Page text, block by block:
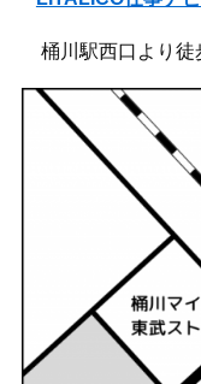
桶川駅西口より徒